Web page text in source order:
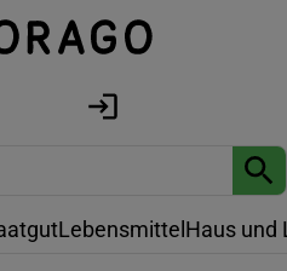
Lebensmittel Haus und